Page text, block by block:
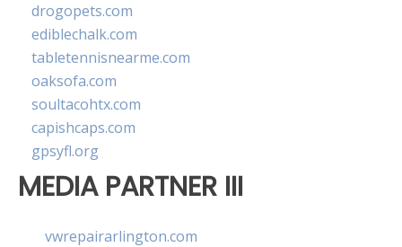
drogopets.com
ediblechalk.com
tabletennisnearme.com
oaksofa.com
soultacohtx.com
capishcaps.com
gpsyfl.org
MEDIA PARTNER III
vwrepairarlington.com